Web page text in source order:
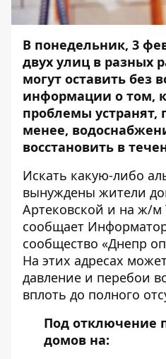
В понедельник, 3
двух улиц в разных
могут оставить без
информации о том,
проблемы устранят,
менее,
восстановить в
Искать какую-либо
вынуждены жители
Артековской и на ж/
сообщает
сообщество «Днепр
На этих адресах
давление и перебои
вплоть до полного
Под отключение
домов на: